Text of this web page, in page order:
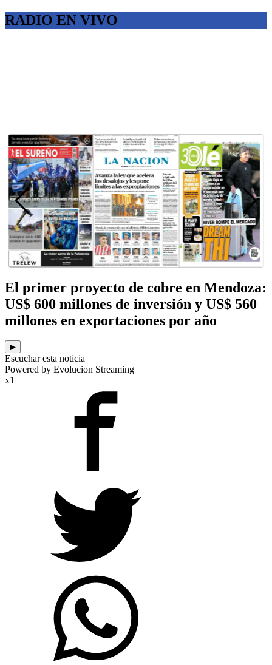
RADIO EN VIVO
El primer proyecto de cobre en Mendoza:
US$ 600 millones de inversión y US$ 560
millones en exportaciones por año
▶
Escuchar esta noticia
Powered by Evolucion Streaming
x1